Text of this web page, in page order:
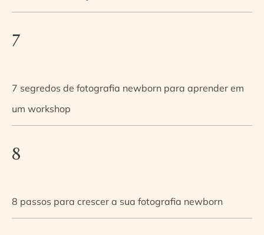
7
7 segredos de fotografia newborn para aprender em
um workshop
8
8 passos para crescer a sua fotografia newborn